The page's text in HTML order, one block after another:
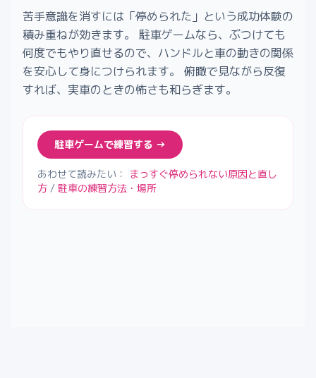
苦手意識を消すには「停められた」という成功体験の
積み重ねが効きます。 駐車ゲームなら、ぶつけても
何度でもやり直せるので、ハンドルと車の動きの関係
を安心して身につけられます。 俯瞰で見ながら反復
すれば、実車のときの怖さも和らぎます。
駐車ゲームで練習する →
あわせて読みたい：
まっすぐ停められない原因と直し
方 / 駐車の練習方法・場所